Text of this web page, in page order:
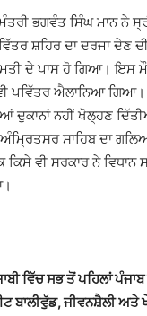
ਭਗਵੰਤ ਸਿੰਘ ਮਾਨ ਨੇ
ਸ਼ਹਿਰ ਦਾ ਦਰਜਾ ਦੇਣ
ਦੇ ਪਾਸ ਹੋ ਗਿਆ। ਇਸ
ਪਵਿੱਤਰ ਐਲਾਨਿਆ
ਦੁਕਾਨਾਂ ਨਹੀਂ ਖੋਲ੍ਹਣ
ਸਾਹਿਬ ਦਾ
ਵੀ ਸਰਕਾਰ ਨੇ ਵਿਧਾਨ
ਵਿੱਚ ਸਭ ਤੋਂ ਪਹਿਲਾਂ
ਬਾਲੀਵੁੱਡ, ਜੀਵਨਸ਼ੈਲੀ ਅਤੇ